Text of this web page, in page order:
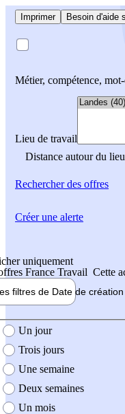
Imprimer Besoin d'aide
Métier, compétence,
Lieu de travail
Distance autour du
Rechercherdes offres
uniquement
France Travail Cette
filtres de Date de création
création de l'offre
Un jour
Trois jours
Une semaine
Deux semaines
Un mois
Créer une alerte